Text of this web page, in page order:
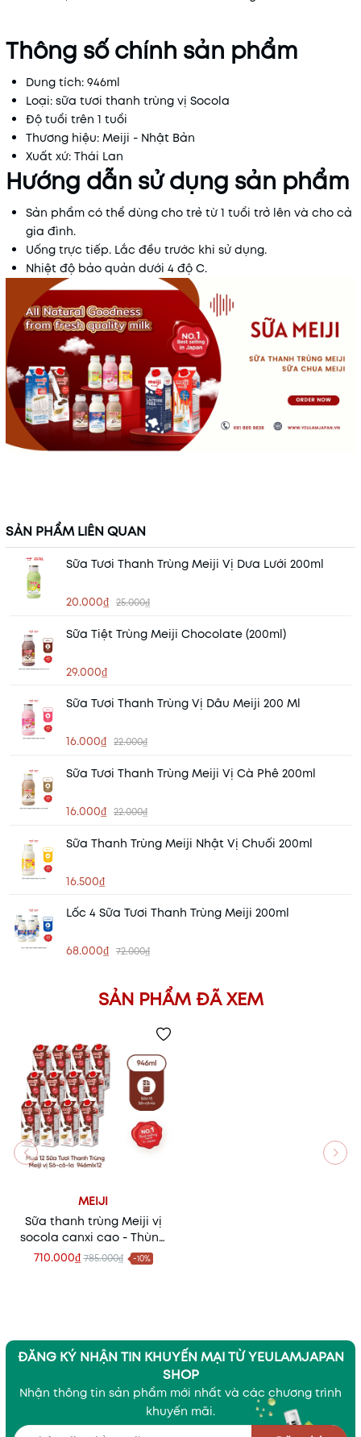
Thông số chính sản phẩm
Dung tích: 946ml
Loại: sữa tươi thanh trùng vị Socola
Độ tuổi trên 1 tuổi
Thương hiệu: Meiji - Nhật Bản
Xuất xứ: Thái Lan
Hướng dẫn sử dụng sản phẩm
Sản phẩm có thể dùng cho trẻ từ 1 tuổi trở lên và cho cả
gia đình.
Uống trực tiếp. Lắc đều trước khi sử dụng.
Nhiệt độ bảo quản dưới 4 độ C.
SẢN PHẨM LIÊN QUAN
Sữa Tươi Thanh Trùng Meiji Vị Dưa Lưới 200ml
20.000₫ 25.000₫
Sữa Tiệt Trùng Meiji Chocolate (200ml)
29.000₫
Sữa Tươi Thanh Trùng Vị Dâu Meiji 200 Ml
16.000₫ 22.000₫
Sữa Tươi Thanh Trùng Meiji Vị Cà Phê 200ml
16.000₫ 22.000₫
Sữa Thanh Trùng Meiji Nhật Vị Chuối 200ml
16.500₫
Lốc 4 Sữa Tươi Thanh Trùng Meiji 200ml
68.000₫ 72.000₫
SẢN PHẨM ĐÃ XEM
MEIJI
Sữa thanh trùng Meiji vị
socola canxi cao - Thùng
12 hộp
710.000₫ 785.000₫ -10%
ĐĂNG KÝ NHẬN TIN KHUYẾN MẠI TỪ YEULAMJAPAN
SHOP
Nhận thông tin sản phẩm mới nhất và các chương trình
khuyến mãi.